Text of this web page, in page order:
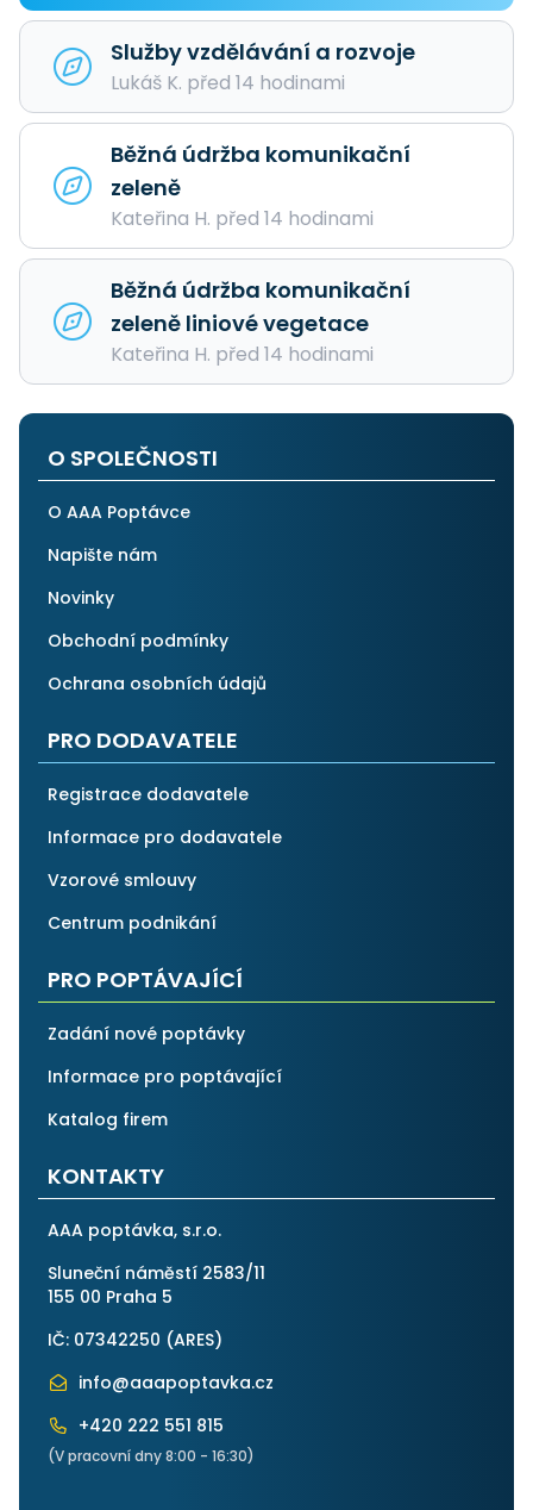
Služby vzdělávání a rozvoje
Lukáš K. před 14 hodinami
Běžná údržba komunikační
zeleně
Kateřina H. před 14 hodinami
Běžná údržba komunikační
zeleně liniové vegetace
Kateřina H. před 14 hodinami
O SPOLEČNOSTI
O AAA Poptávce
Napište nám
Novinky
Obchodní podmínky
Ochrana osobních údajů
PRO DODAVATELE
Registrace dodavatele
Informace pro dodavatele
Vzorové smlouvy
Centrum podnikání
PRO POPTÁVAJÍCÍ
Zadání nové poptávky
Informace pro poptávající
Katalog firem
KONTAKTY
AAA poptávka, s.r.o.
Sluneční náměstí 2583/11
155 00 Praha 5
IČ: 07342250 (ARES)
info@aaapoptavka.cz
+420 222 551 815
(V pracovní dny 8:00 - 16:30)